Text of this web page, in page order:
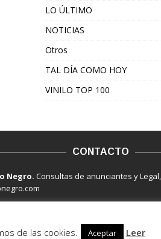
LO ÚLTIMO
NOTICIAS
Otros
TAL DÍA COMO HOY
VINILO TOP 100
CONTACTO
Negro.Consultas de anunciantes y
de las cookies. Aceptar Leer